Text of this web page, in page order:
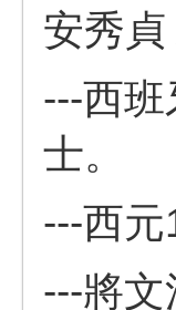
安秀貞
---西班
士。
---西
---將